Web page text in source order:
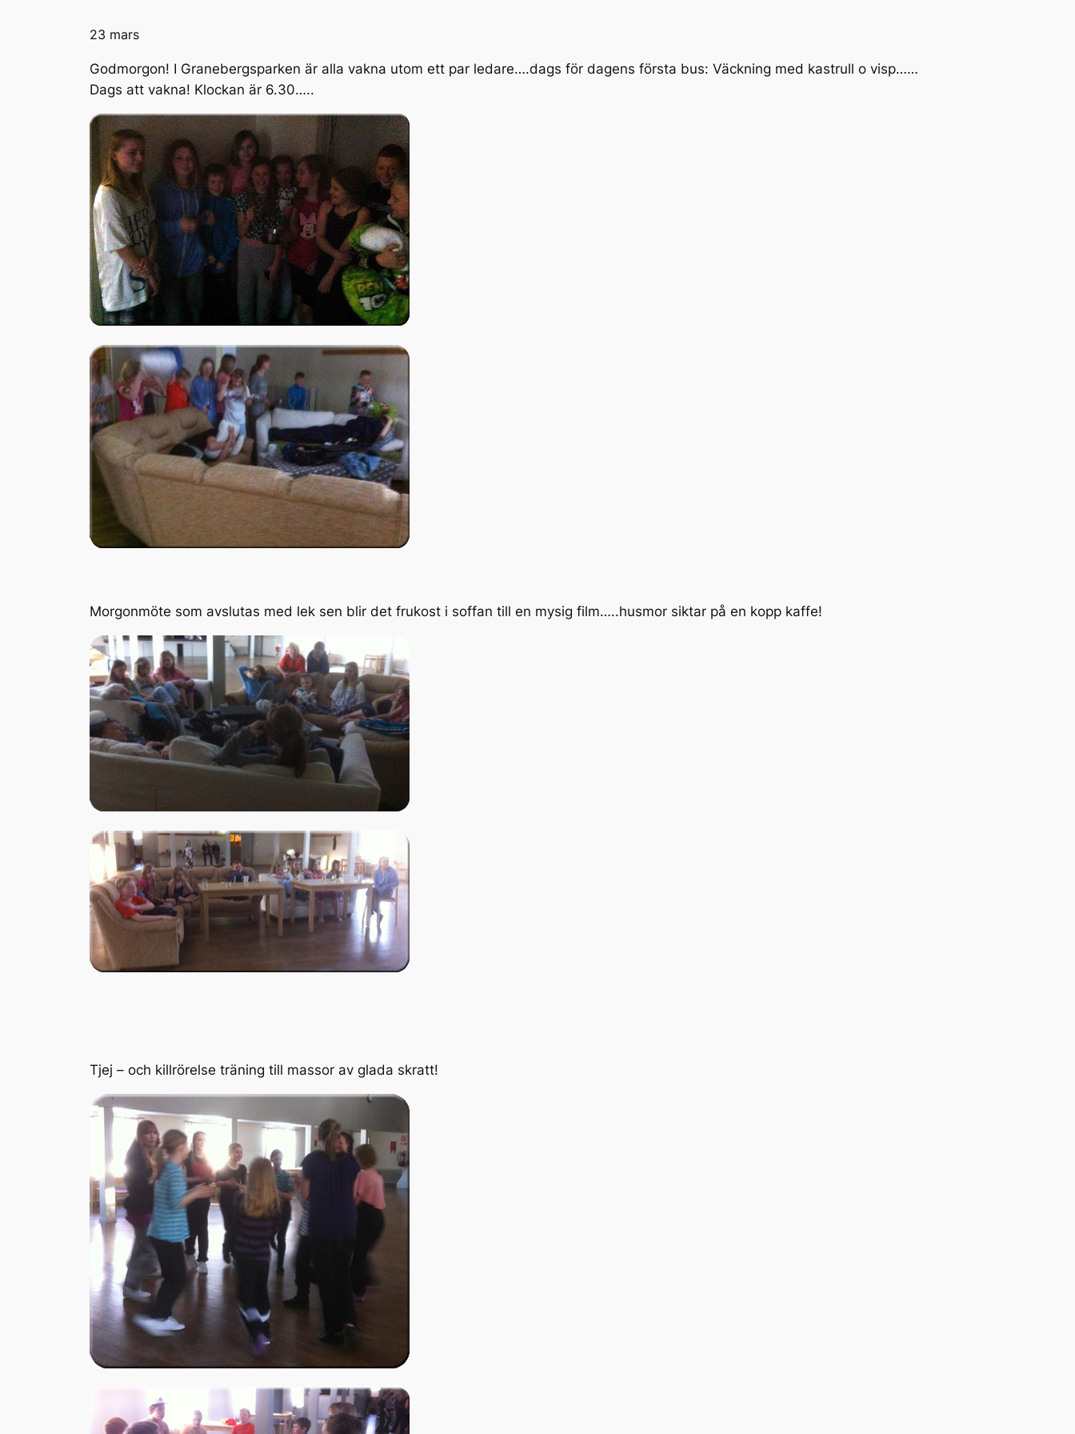
23 mars
Godmorgon! I Granebergsparken är alla vakna utom ett par ledare….dags för dagens första bus: Väckning med kastrull o visp……
Dags att vakna! Klockan är 6.30…..
Morgonmöte som avslutas med lek sen blir det frukost i soffan till en mysig film…..husmor siktar på en kopp kaffe!
Tjej – och killrörelse träning till massor av glada skratt!